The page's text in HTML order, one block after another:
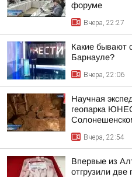
форуме
Вчера, 22:27
Какие бывают
Барнауле?
Вчера, 22:06
Научная
геопарка
Вчера, 22:54
Впервые из
отгрузили две